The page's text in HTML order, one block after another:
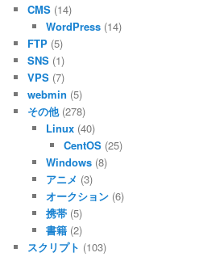
CMS (14)
WordPress(14)
FTP (5)
SNS (1)
VPS (7)
webmin (5)
その他(278)
Linux(40)
CentOS (25)
Windows(8)
アニメ (3)
オークション(6)
携帯(5)
書籍(2)
スクリプト (103)